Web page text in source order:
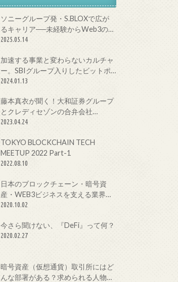
ソニーグループ発・S.BLOXで広が
るキャリア──未経験からWeb3の最
前線へ
2025.05.14
加速する事業と変わらないカルチャ
ー。SBIグループ入りしたビットポ
イントジャパンの今をCTOに聞いて
2024.01.13
藤本真衣が聞く！大和証券グループ
とクレディセゾンの合弁会社
Fintertechが目指す次世代金融サー
2023.04.24
TOKYO BLOCKCHAIN TECH
MEETUP 2022 Part-1
2022.08.10
日本のブロックチェーン・暗号資
産・WEB3ビジネスを支える業界団
体とは？
2020.10.02
今さら聞けない、『DeFi』って何？
2020.02.27
暗号資産（仮想通貨）取引所にはど
んな部署がある？求められる人物像